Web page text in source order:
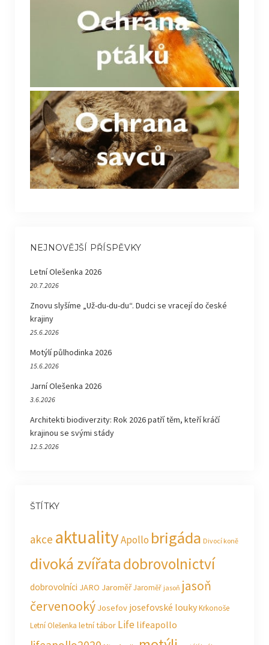
NEJNOVĚJŠÍ PŘÍSPĚVKY
Letní Olešenka 2026
20.7.2026
Znovu slyšíme „Už-du-du-du“. Dudci se vracejí do české
krajiny
25.6.2026
Motýlí půlhodinka 2026
15.6.2026
Jarní Olešenka 2026
3.6.2026
Architekti biodiverzity: Rok 2026 patří těm, kteří kráčí
krajinou se svými stády
12.5.2026
ŠTÍTKY
akce aktualityApollo brigáda Divocí koně
divoká zvířatadobrovolnictví
dobrovolníci JARO JaroměřJaroměř jasoň jasoň
červenooký Josefov josefovské loukyKrkonoše
Letní Olešenka letní tábor Life lifeapollo